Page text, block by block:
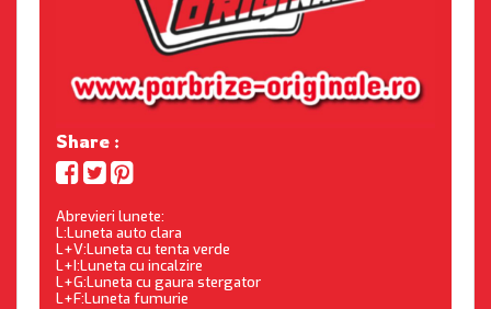
Share :
Abrevieri lunete:
L:Luneta auto clara
L+V:Luneta cu tenta verde
L+I:Luneta cu incalzire
L+G:Luneta cu gaura stergator
L+F:Luneta fumurie